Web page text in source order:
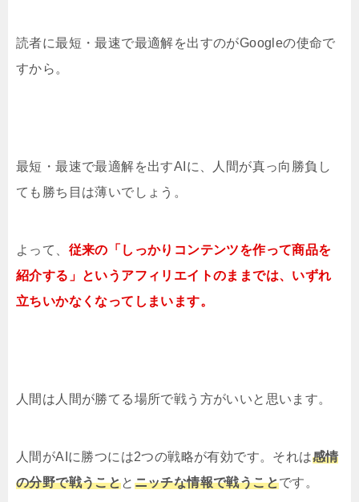
読者に最短・最速で最適解を出すのがGoogleの使命で
すから。
最短・最速で最適解を出すAIに、人間が真っ向勝負し
ても勝ち目は薄いでしょう。
よって、 従来の「しっかりコンテンツを作って商品を
紹介する」というアフィリエイトのままでは、いずれ
立ちいかなくなってしまいます。
人間は人間が勝てる場所で戦う方がいいと思います。
人間がAIに勝つには2つの戦略が有効です。それは感情
の分野で戦うことと ニッチな情報で戦うことです。